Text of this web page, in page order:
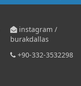
instagram /
burakdallas
+90-332-3532298